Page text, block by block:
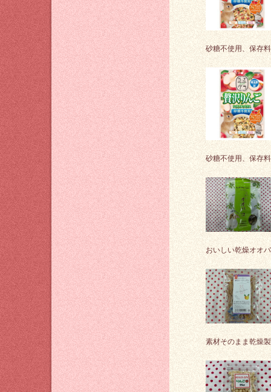
砂糖不使用、保存
砂糖不使用、保存
おいしい乾燥オオ
素材そのまま乾燥